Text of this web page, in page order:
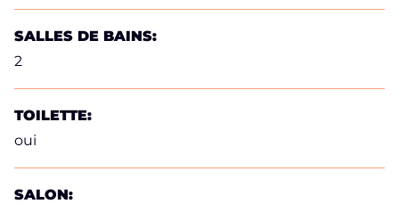
SALLES DE BAINS:
2
TOILETTE:
oui
SALON: